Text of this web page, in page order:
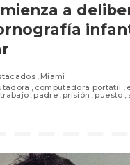
a
Miami
computadora portátil
padre prisión puesto